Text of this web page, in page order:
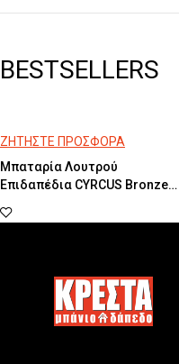
BESTSELLERS
ΖΗΤΗΣΤΕ ΠΡΟΣΦΟΡΑ
Μπαταρία Λουτρού
Επιδαπέδια CYRCUS Bronze